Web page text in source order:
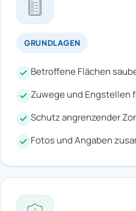
GRUNDLAGEN
Betroffene Flächen
Zuwege und Engstellen
Schutz angrenzender
Fotos und Angaben